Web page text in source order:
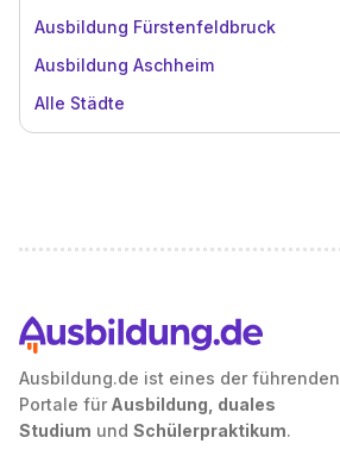
Ausbildung Fürstenfeldbruck
Ausbildung Aschheim
Alle Städte
Ausbildung.de ist eines der führenden
Portale für Ausbildung, duales
Studium und Schülerpraktikum.